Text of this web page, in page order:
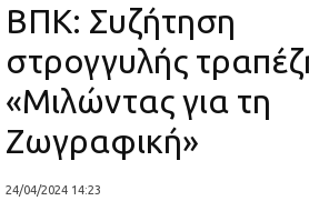
ΒΠΚ: Συζήτηση
στρογγυλής
«Μιλώντας για τη
Ζωγραφική»
24/04/2024 14:23